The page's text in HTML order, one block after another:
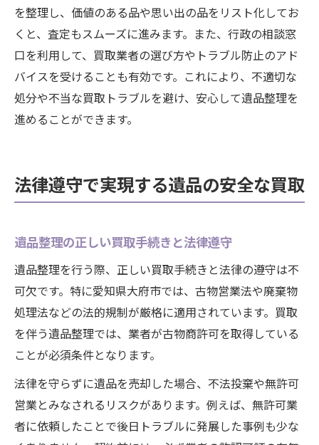
を整理し、価値のある品や思い出の品をリスト化してお
くと、査定もスムーズに進みます。また、行政の相談窓
口を利用して、買取業者の選び方やトラブル防止のアド
バイスを受けることも有効です。これにより、不適切な
処分や不当な買取トラブルを避け、安心して遺品整理を
進めることができます。
法律遵守で実現する遺品の安全な買取
遺品整理の正しい買取手続きと法律遵守
遺品整理を行う際、正しい買取手続きと法律の遵守は不
可欠です。特に愛知県大府市では、古物営業法や廃棄物
処理法などの法的規制が厳格に適用されています。買取
を伴う遺品整理では、業者が古物商許可を取得している
ことが必須条件となります。
法律を守らずに遺品を売却した場合、不法投棄や無許可
営業とみなされるリスクがあります。例えば、無許可業
者に依頼したことで後日トラブルに発展した事例も少な